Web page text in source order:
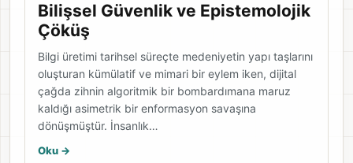
Bilişsel Güvenlik ve Epistemolojik
Çöküş
Bilgi üretimi tarihsel süreçte medeniyetin yapı taşlarını
oluşturan kümülatif ve mimari bir eylem iken, dijital
çağda zihnin algoritmik bir bombardımana maruz
kaldığı asimetrik bir enformasyon savaşına
dönüşmüştür. İnsanlık…
Oku ->